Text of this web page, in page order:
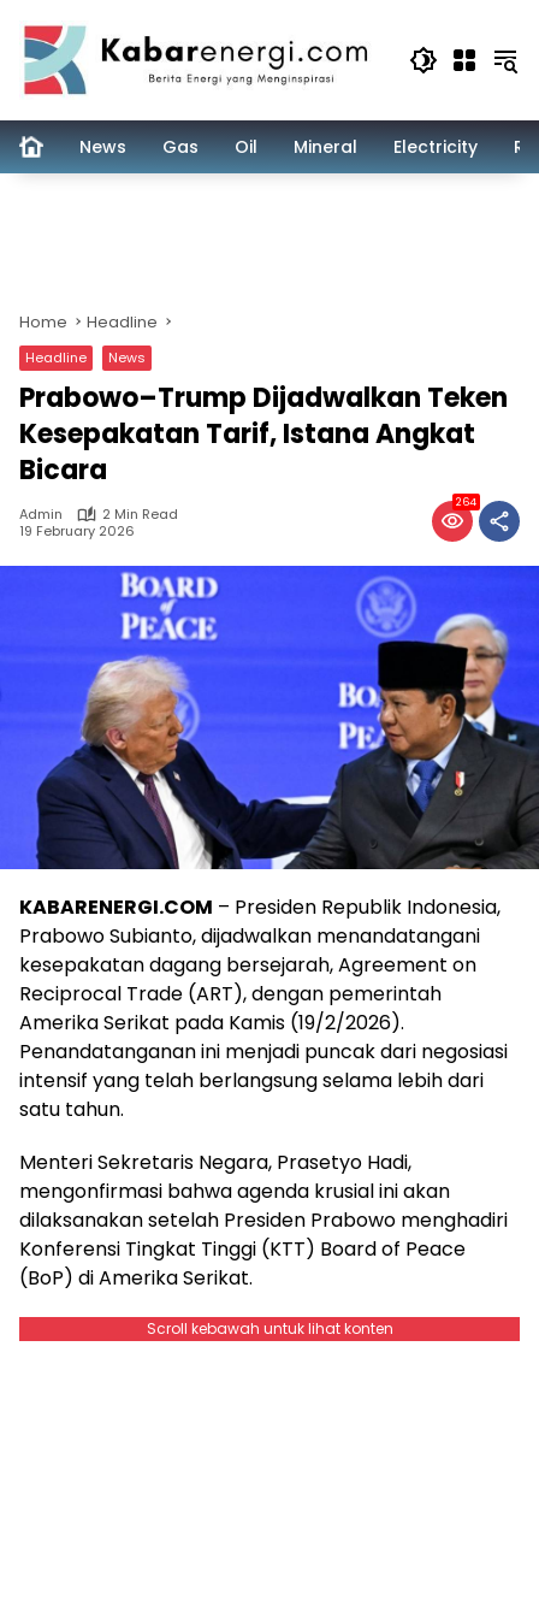
content
News Gas Oil Mineral Electricity
Home Headline
Headline News
Prabowo–Trump Dijadwalkan Teken
Kesepakatan Tarif, Istana Angkat
Bicara
Admin
2 Min Read
19 February 2026
264
KABARENERGI.COM – Presiden Republik Indonesia,
Prabowo Subianto, dijadwalkan menandatangani
kesepakatan dagang bersejarah, Agreement on
Reciprocal Trade (ART), dengan pemerintah
Amerika Serikat pada Kamis (19/2/2026).
Penandatanganan ini menjadi puncak dari negosiasi
intensif yang telah berlangsung selama lebih dari
satu tahun.
Menteri Sekretaris Negara, Prasetyo Hadi,
mengonfirmasi bahwa agenda krusial ini akan
dilaksanakan setelah Presiden Prabowo menghadiri
Konferensi Tingkat Tinggi (KTT) Board of Peace
(BoP) di Amerika Serikat.
Scroll kebawah untuk lihat konten